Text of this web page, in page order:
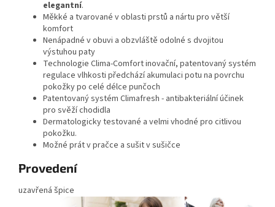
elegantní.
Měkké a tvarované v oblasti prstů a nártu pro větší
komfort
Nenápadné v obuvi a obzvláště odolné s dvojitou
výstuhou paty
Technologie Clima-Comfort inovační, patentovaný systém
regulace vlhkosti předchází akumulaci potu na povrchu
pokožky po celé délce punčoch
Patentovaný systém Climafresh - antibakteriální účinek
pro svěží chodidla
Dermatologicky testované a velmi vhodné pro citlivou
pokožku.
Možné prát v pračce a sušit v sušičce
Provedení
uzavřená špice